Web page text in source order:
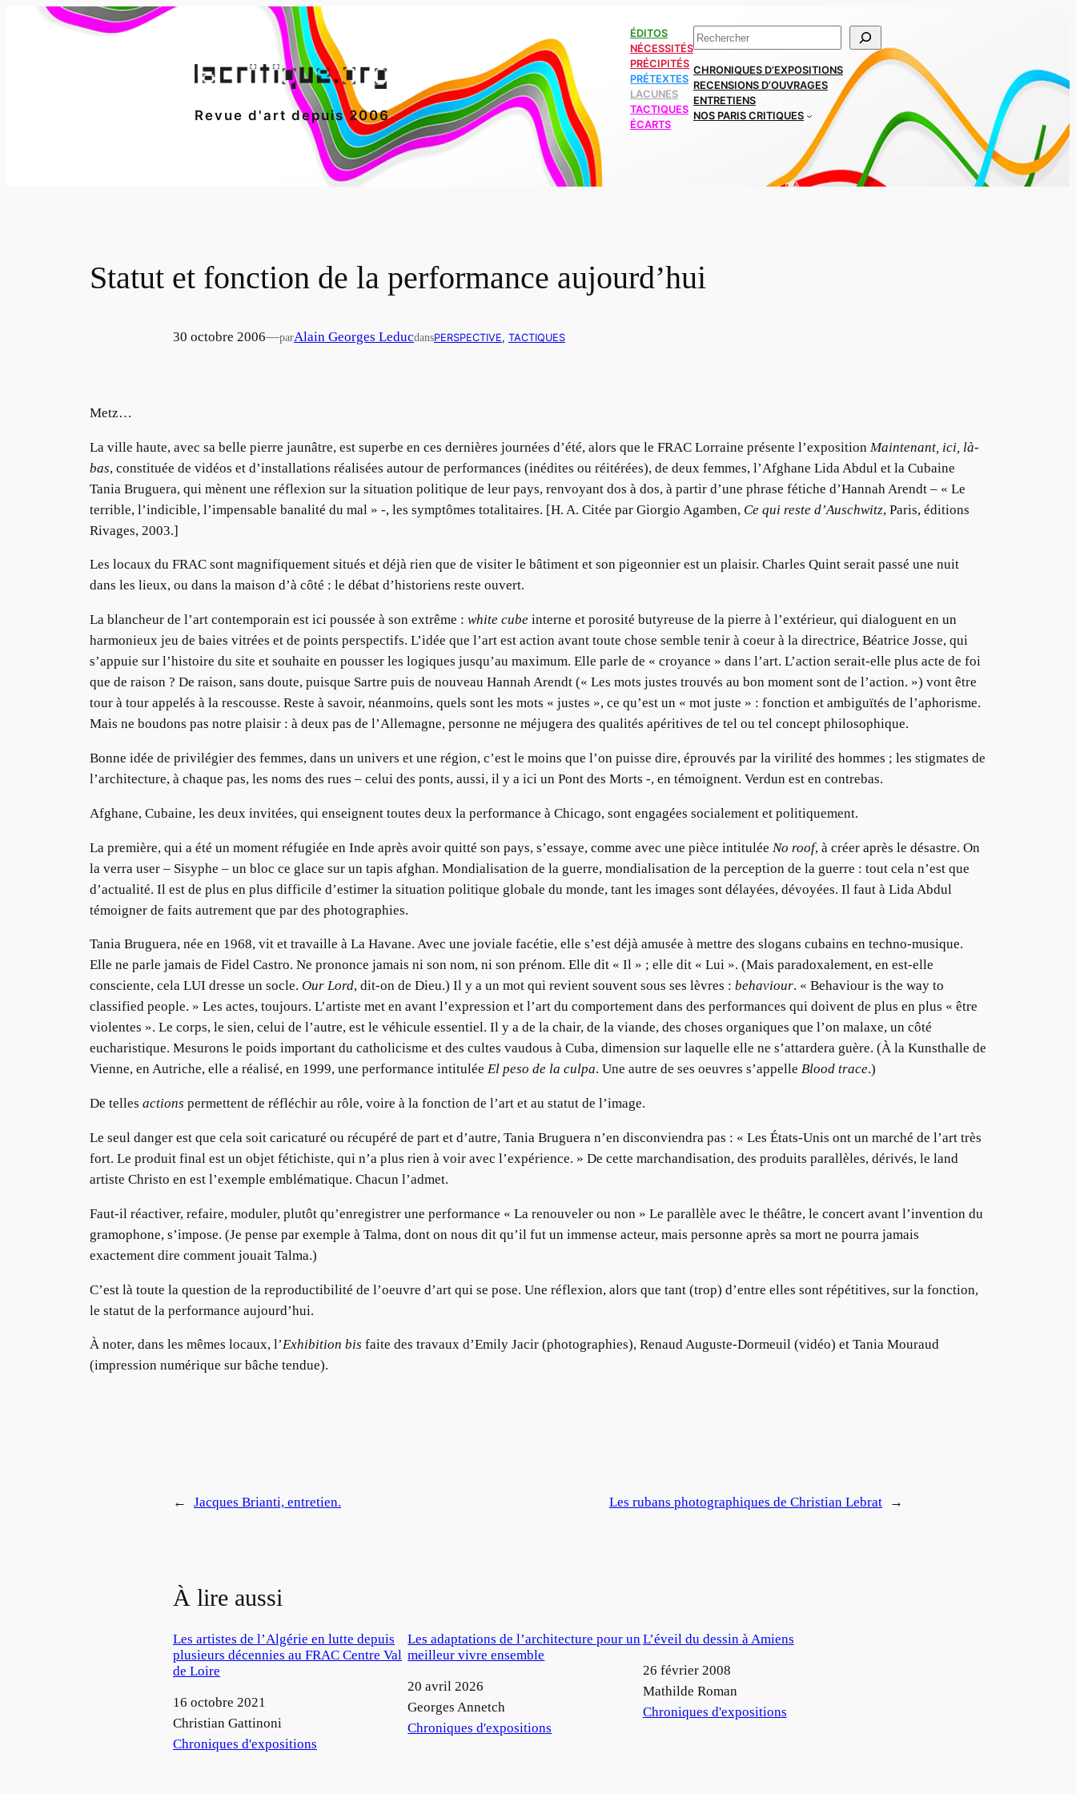
Revue d'art depuis 2006
ÉDITOS
NÉCESSITÉS
PRÉCIPITÉS
PRÉTEXTES
LACUNES
TACTIQUES
ÉCARTS
Rechercher
CHRONIQUES D’EXPOSITIONS
RECENSIONS D’OUVRAGES
ENTRETIENS
NOS PARIS CRITIQUES
Statut et fonction de la performance aujourd’hui
30 octobre 2006—parAlain Georges LeducdansPERSPECTIVE, TACTIQUES
Metz…
La ville haute, avec sa belle pierre jaunâtre, est superbe en ces dernières journées d’été, alors que le FRAC Lorraine présente l’exposition Maintenant, ici, là-
bas, constituée de vidéos et d’installations réalisées autour de performances (inédites ou réitérées), de deux femmes, l’Afghane Lida Abdul et la Cubaine
Tania Bruguera, qui mènent une réflexion sur la situation politique de leur pays, renvoyant dos à dos, à partir d’une phrase fétiche d’Hannah Arendt – « Le
terrible, l’indicible, l’impensable banalité du mal » -, les symptômes totalitaires. [H. A. Citée par Giorgio Agamben, Ce qui reste d’Auschwitz, Paris, éditions
Rivages, 2003.]
Les locaux du FRAC sont magnifiquement situés et déjà rien que de visiter le bâtiment et son pigeonnier est un plaisir. Charles Quint serait passé une nuit
dans les lieux, ou dans la maison d’à côté : le débat d’historiens reste ouvert.
La blancheur de l’art contemporain est ici poussée à son extrême : white cube interne et porosité butyreuse de la pierre à l’extérieur, qui dialoguent en un
harmonieux jeu de baies vitrées et de points perspectifs. L’idée que l’art est action avant toute chose semble tenir à coeur à la directrice, Béatrice Josse, qui
s’appuie sur l’histoire du site et souhaite en pousser les logiques jusqu’au maximum. Elle parle de « croyance » dans l’art. L’action serait-elle plus acte de foi
que de raison ? De raison, sans doute, puisque Sartre puis de nouveau Hannah Arendt (« Les mots justes trouvés au bon moment sont de l’action. ») vont être
tour à tour appelés à la rescousse. Reste à savoir, néanmoins, quels sont les mots « justes », ce qu’est un « mot juste » : fonction et ambiguïtés de l’aphorisme.
Mais ne boudons pas notre plaisir : à deux pas de l’Allemagne, personne ne méjugera des qualités apéritives de tel ou tel concept philosophique.
Bonne idée de privilégier des femmes, dans un univers et une région, c’est le moins que l’on puisse dire, éprouvés par la virilité des hommes ; les stigmates de
l’architecture, à chaque pas, les noms des rues – celui des ponts, aussi, il y a ici un Pont des Morts -, en témoignent. Verdun est en contrebas.
Afghane, Cubaine, les deux invitées, qui enseignent toutes deux la performance à Chicago, sont engagées socialement et politiquement.
La première, qui a été un moment réfugiée en Inde après avoir quitté son pays, s’essaye, comme avec une pièce intitulée No roof, à créer après le désastre. On
la verra user – Sisyphe – un bloc ce glace sur un tapis afghan. Mondialisation de la guerre, mondialisation de la perception de la guerre : tout cela n’est que
d’actualité. Il est de plus en plus difficile d’estimer la situation politique globale du monde, tant les images sont délayées, dévoyées. Il faut à Lida Abdul
témoigner de faits autrement que par des photographies.
Tania Bruguera, née en 1968, vit et travaille à La Havane. Avec une joviale facétie, elle s’est déjà amusée à mettre des slogans cubains en techno-musique.
Elle ne parle jamais de Fidel Castro. Ne prononce jamais ni son nom, ni son prénom. Elle dit « Il » ; elle dit « Lui ». (Mais paradoxalement, en est-elle
consciente, cela LUI dresse un socle. Our Lord, dit-on de Dieu.) Il y a un mot qui revient souvent sous ses lèvres : behaviour. « Behaviour is the way to
classified people. » Les actes, toujours. L’artiste met en avant l’expression et l’art du comportement dans des performances qui doivent de plus en plus « être
violentes ». Le corps, le sien, celui de l’autre, est le véhicule essentiel. Il y a de la chair, de la viande, des choses organiques que l’on malaxe, un côté
eucharistique. Mesurons le poids important du catholicisme et des cultes vaudous à Cuba, dimension sur laquelle elle ne s’attardera guère. (À la Kunsthalle de
Vienne, en Autriche, elle a réalisé, en 1999, une performance intitulée El peso de la culpa. Une autre de ses oeuvres s’appelle Blood trace.)
De telles actions permettent de réfléchir au rôle, voire à la fonction de l’art et au statut de l’image.
Le seul danger est que cela soit caricaturé ou récupéré de part et d’autre, Tania Bruguera n’en disconviendra pas : « Les États-Unis ont un marché de l’art très
fort. Le produit final est un objet fétichiste, qui n’a plus rien à voir avec l’expérience. » De cette marchandisation, des produits parallèles, dérivés, le land
artiste Christo en est l’exemple emblématique. Chacun l’admet.
Faut-il réactiver, refaire, moduler, plutôt qu’enregistrer une performance « La renouveler ou non » Le parallèle avec le théâtre, le concert avant l’invention du
gramophone, s’impose. (Je pense par exemple à Talma, dont on nous dit qu’il fut un immense acteur, mais personne après sa mort ne pourra jamais
exactement dire comment jouait Talma.)
C’est là toute la question de la reproductibilité de l’oeuvre d’art qui se pose. Une réflexion, alors que tant (trop) d’entre elles sont répétitives, sur la fonction,
le statut de la performance aujourd’hui.
À noter, dans les mêmes locaux, l’Exhibition bis faite des travaux d’Emily Jacir (photographies), Renaud Auguste-Dormeuil (vidéo) et Tania Mouraud
(impression numérique sur bâche tendue).
← Jacques Brianti, entretien. Les rubans photographiques de Christian Lebrat →
À lire aussi
Les artistes de l’Algérie en lutte depuis
plusieurs décennies au FRAC Centre Val
de Loire
Date
16 octobre 2021
Auteur
Christian Gattinoni
Par rapport à
Chroniques d'expositions
Les adaptations de l’architecture pour un
meilleur vivre ensemble
Date
20 avril 2026
Auteur
Georges Annetch
Par rapport à
Chroniques d'expositions
L’éveil du dessin à Amiens
Date
26 février 2008
Auteur
Mathilde Roman
Par rapport à
Chroniques d'expositions